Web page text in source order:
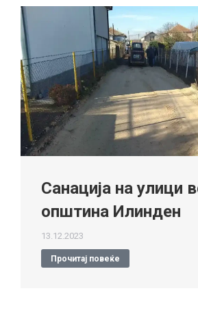
Санација на улици
општина Илинден
13.12.2023
Прочитај повеќе